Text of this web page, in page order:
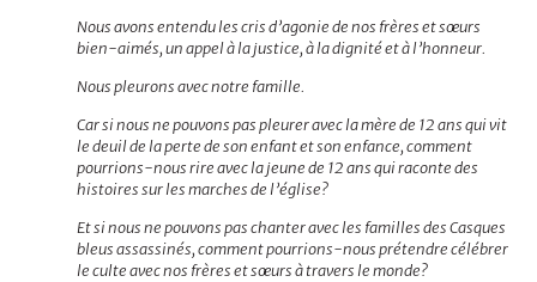
Nous avons entendu les cris d’agonie de nos frères et sœurs
bien-aimés, un appel à la justice, à la dignité et à l’honneur.
Nous pleurons avec notre famille.
Car si nous ne pouvons pas pleurer avec la mère de 12 ans qui vit
le deuil de la perte de son enfant et son enfance, comment
pourrions-nous rire avec la jeune de 12 ans qui raconte des
histoires sur les marches de l’église?
Et si nous ne pouvons pas chanter avec les familles des Casques
bleus assassinés, comment pourrions-nous prétendre célébrer
le culte avec nos frères et sœurs à travers le monde?